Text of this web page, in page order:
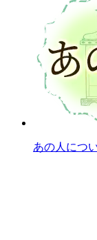
あの人につ